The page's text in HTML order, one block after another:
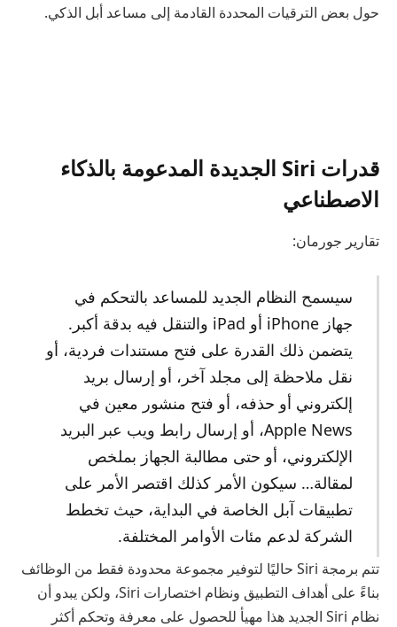
حول بعض الترقيات المحددة القادمة إلى مساعد أبل الذكي.
قدرات Siri الجديدة المدعومة بالذكاء
الاصطناعي
تقارير جورمان:
سيسمح النظام الجديد للمساعد بالتحكم في
جهاز iPhone أو iPad والتنقل فيه بدقة أكبر.
يتضمن ذلك القدرة على فتح مستندات فردية، أو
نقل ملاحظة إلى مجلد آخر، أو إرسال بريد
إلكتروني أو حذفه، أو فتح منشور معين في
Apple News، أو إرسال رابط ويب عبر البريد
الإلكتروني، أو حتى مطالبة الجهاز بملخص
لمقالة… سيكون الأمر كذلك اقتصر الأمر على
تطبيقات آبل الخاصة في البداية، حيث تخطط
الشركة لدعم مئات الأوامر المختلفة.
تتم برمجة Siri حاليًا لتوفير مجموعة محدودة فقط من الوظائف
بناءً على أهداف التطبيق ونظام اختصارات Siri، ولكن يبدو أن
نظام Siri الجديد هذا مهيأ للحصول على معرفة وتحكم أكثر